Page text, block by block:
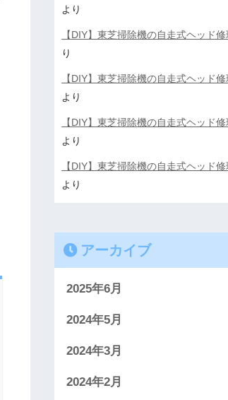
より
【DIY】東芝掃除機の自走式ヘッド修
り
【DIY】東芝掃除機の自走式ヘッド修
より
【DIY】東芝掃除機の自走式ヘッド修
より
【DIY】東芝掃除機の自走式ヘッド修
より
アーカイブ
2025年6月
2024年5月
2024年3月
2024年2月